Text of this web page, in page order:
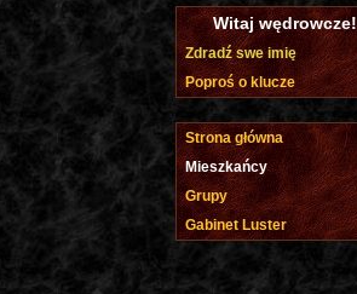
Witaj wędrowcze!
Zdradź swe imię
Poproś o klucze
Strona główna
Mieszkańcy
Grupy
Gabinet Luster